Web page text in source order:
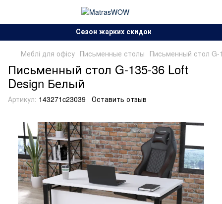
Сезон жарких скидок!.
Меблі для офісу Письменные столы Письменный стол
Письменный стол G-135-36 Loft
Design Белый
Артикул: 143271c23039 Оставить отзыв